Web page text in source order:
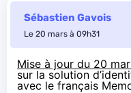
Sébastien Gavois
Le 20 mars à 09h31
Mise à jour du 20
sur la solution
avec le français